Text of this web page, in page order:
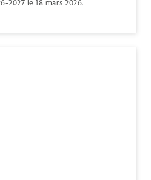
2027 le 18 mars 2026.